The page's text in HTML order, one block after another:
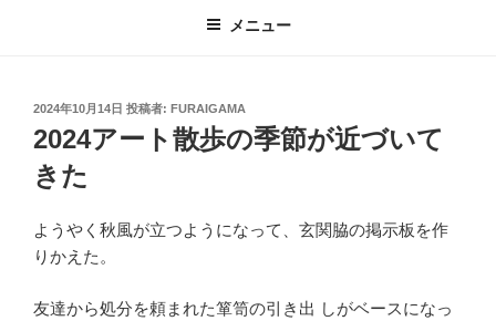
メニュー
投
稿
日:
2024年10月14日 投稿者: FURAIGAMA
2024アート散歩の季節が近づいて
きた
ようやく秋風が立つようになって、玄関脇の掲示板を作
りかえた。
友達から処分を頼まれた箪笥の引き出 しがベースになっ